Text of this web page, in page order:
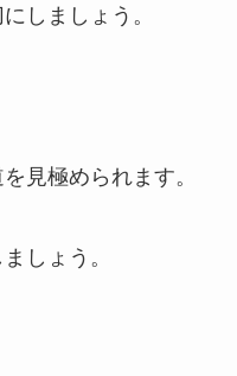
しましょう。
見極められます。
しょう。